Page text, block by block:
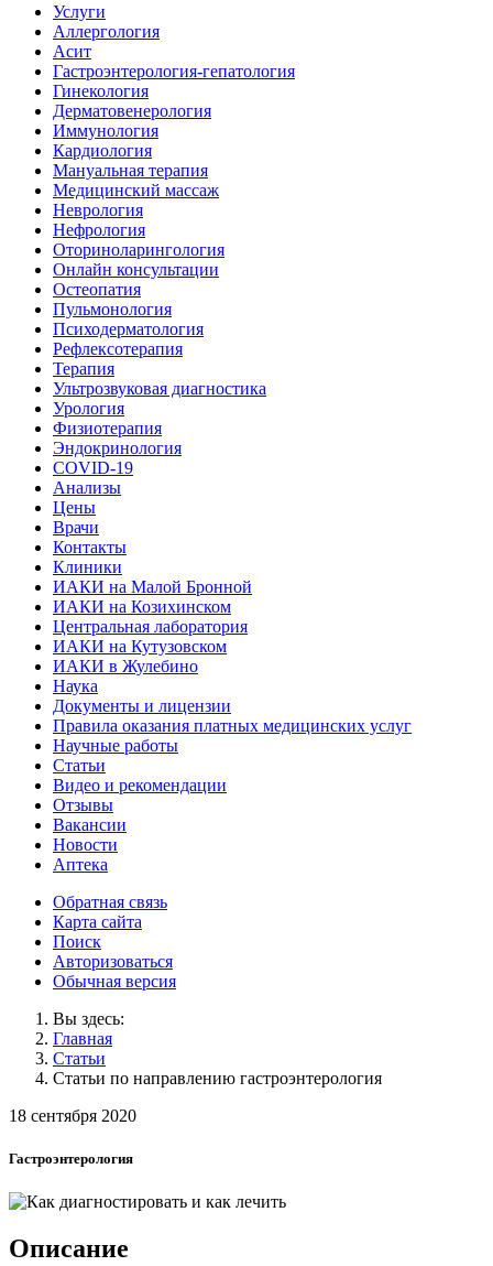
Услуги
Аллергология
Асит
Гастроэнтерология-гепатология
Гинекология
Дерматовенерология
Иммунология
Кардиология
Мануальная терапия
Медицинский массаж
Неврология
Нефрология
Оториноларингология
Онлайн консультации
Остеопатия
Пульмонология
Психодерматология
Рефлексотерапия
Терапия
Ультрозвуковая диагностика
Урология
Физиотерапия
Эндокринология
COVID-19
Анализы
Цены
Врачи
Контакты
Клиники
ИАКИ на Малой Бронной
ИАКИ на Козихинском
Центральная лаборатория
ИАКИ на Кутузовском
ИАКИ в Жулебино
Наука
Документы и лицензии
Правила оказания платных медицинских услуг
Научные работы
Статьи
Видео и рекомендации
Отзывы
Вакансии
Новости
Аптека
Обратная связь
Карта сайта
Поиск
Авторизоваться
Обычная версия
Вы здесь:
Главная
Статьи
Статьи по направлению гастроэнтерология
18 сентября 2020
Гастроэнтерология
Описание